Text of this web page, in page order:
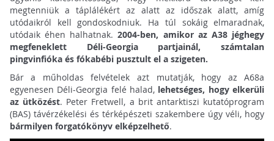
megtenniük a táplálékért az alatt az időszak alatt, amíg
utódaikról kell gondoskodniuk. Ha túl sokáig elmaradnak,
utódaik éhen halhatnak.2004-ben, amikor az A38 jéghegy
megfeneklett Déli-Georgia partjainál, számtalan
pingvinfióka és fókabébi pusztult el a szigeten.
Bár a műholdas felvételek azt mutatják, hogy az A68a
egyenesen Déli-Georgia felé halad, lehetséges, hogy elkerüli
az ütközést. Peter Fretwell, a brit antarktiszi kutatóprogram
(BAS) távérzékelési és térképészeti szakembere úgy véli, hogy
bármilyen forgatókönyv elképzelhető.